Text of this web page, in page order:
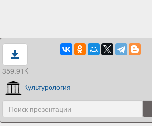
359.91K
Культурология